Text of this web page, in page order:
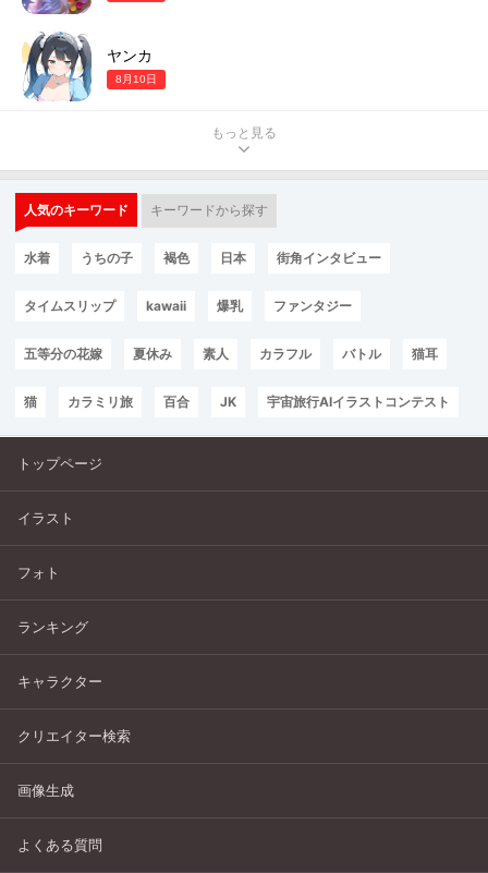
ヤンカ
8月10日
もっと見る
人気のキーワード キーワードから探す
水着 うちの子 褐色 日本 街角インタビュー
タイムスリップ kawaii 爆乳 ファンタジー
五等分の花嫁 夏休み 素人 カラフル バトル 猫耳
猫 カラミリ旅 百合 JK 宇宙旅行AIイラストコンテスト
トップページ
イラスト
フォト
ランキング
キャラクター
クリエイター検索
画像生成
よくある質問